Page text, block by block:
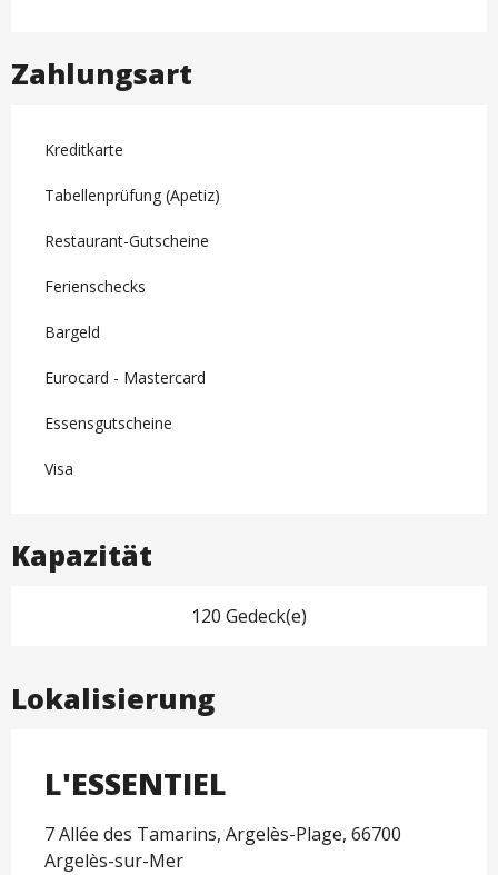
Zahlungsart
Kreditkarte
Tabellenprüfung (Apetiz)
Restaurant-Gutscheine
Ferienschecks
Bargeld
Eurocard - Mastercard
Essensgutscheine
Visa
Kapazität
120 Gedeck(e)
Lokalisierung
L'ESSENTIEL
7 Allée des Tamarins, Argelès-Plage, 66700
Argelès-sur-Mer